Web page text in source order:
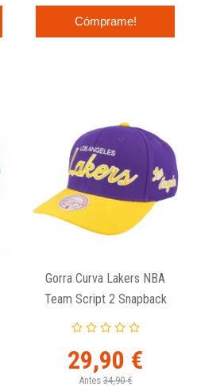
Cómprame!
Gorra Curva Lakers NBA
Team Script 2 Snapback
Mitchell And Ness
29,90 €
Antes 34,90 €